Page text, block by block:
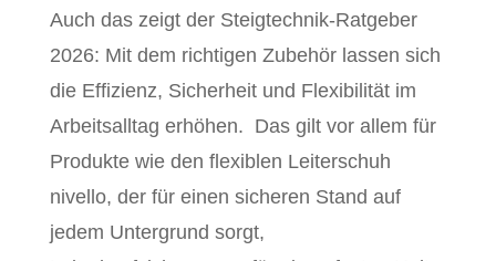
Auch das zeigt der Steigtechnik-Ratgeber
2026: Mit dem richtigen Zubehör lassen sich
die Effizienz, Sicherheit und Flexibilität im
Arbeitsalltag erhöhen. Das gilt vor allem für
Produkte wie den flexiblen Leiterschuh
nivello, der für einen sicheren Stand auf
jedem Untergrund sorgt,